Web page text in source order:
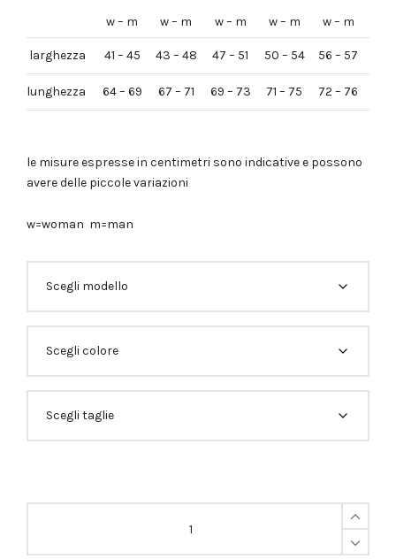
w – m w – m w – m w – m w – m
larghezza 41 – 45 43 – 48 47 – 51 50 – 54 56 – 57
lunghezza 64 – 69 67 – 71 69 – 73 71 – 75 72 – 76
le misure espresse in centimetri sono indicative e possono
avere delle piccole variazioni
w=woman m=man